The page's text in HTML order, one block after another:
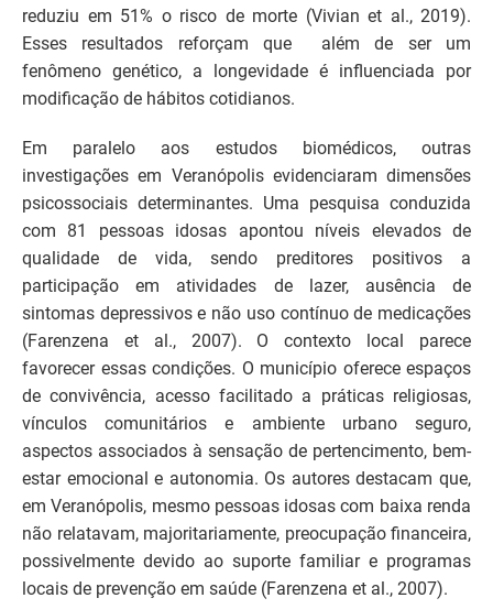
reduziu em 51% o risco de morte (Vivian et al., 2019).
Esses resultados reforçam que além de ser um
fenômeno genético, a longevidade é influenciada por
modificação de hábitos cotidianos.
Em paralelo aos estudos biomédicos, outras
investigações em Veranópolis evidenciaram dimensões
psicossociais determinantes. Uma pesquisa conduzida
com 81 pessoas idosas apontou níveis elevados de
qualidade de vida, sendo preditores positivos a
participação em atividades de lazer, ausência de
sintomas depressivos e não uso contínuo de medicações
(Farenzena et al., 2007). O contexto local parece
favorecer essas condições. O município oferece espaços
de convivência, acesso facilitado a práticas religiosas,
vínculos comunitários e ambiente urbano seguro,
aspectos associados à sensação de pertencimento, bem-
estar emocional e autonomia. Os autores destacam que,
em Veranópolis, mesmo pessoas idosas com baixa renda
não relatavam, majoritariamente, preocupação financeira,
possivelmente devido ao suporte familiar e programas
locais de prevenção em saúde (Farenzena et al., 2007).